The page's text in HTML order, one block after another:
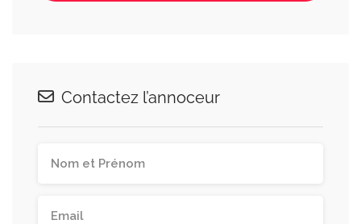
Contactez l’annoceur